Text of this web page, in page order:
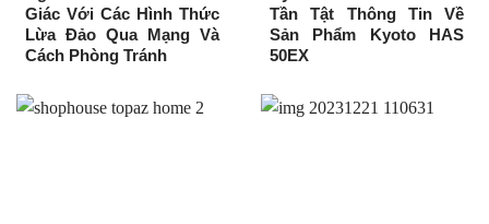
Giác Với Các Hình Thức
Lừa Đảo Qua Mạng Và
Cách Phòng Tránh
Tần Tật Thông Tin Về
Sản Phẩm Kyoto HAS
50EX